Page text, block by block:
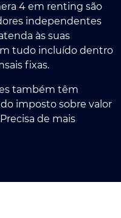
4 em renting são
independentes
às suas
tudo incluído dentro
fixas.
também têm
imposto sobre valor
de mais